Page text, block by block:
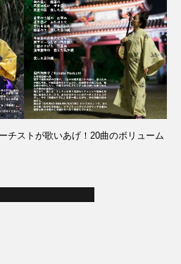
チストが歌いあげ！20曲のボリューム